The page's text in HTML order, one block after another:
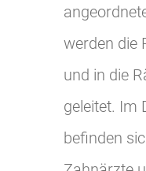
werden die
und in die
geleitet. Im
befinden